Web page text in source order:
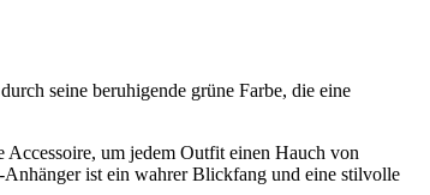
seine beruhigende grüne Farbe, die eine
um jedem Outfit einen Hauch von
Anhänger ist ein wahrer Blickfang und eine stilvolle